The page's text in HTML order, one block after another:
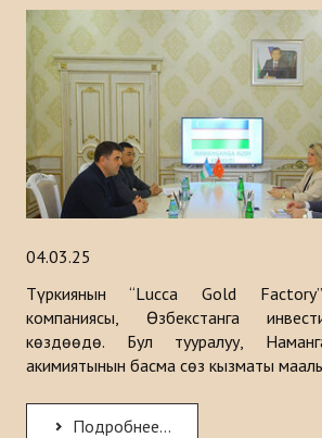
Келечек багыты; Миссиясы; Максаты;
Тарыхы
ИШ ЧАРАЛАР
КАБАРЛАР
Кыргызстан
Туркменистан
Ѳзбекистан
04.03.25
Түркиянын “Lucca Gold Factory”
компаниясы, Өзбекстанга
көздөөдө. Бул тууралуу,
акимиятынын басма сөз кызматы
Подробнее...